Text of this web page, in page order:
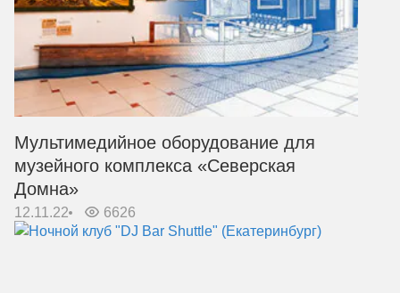
Мультимедийное оборудование для
музейного комплекса «Северская
Домна»
12.11.22 6626